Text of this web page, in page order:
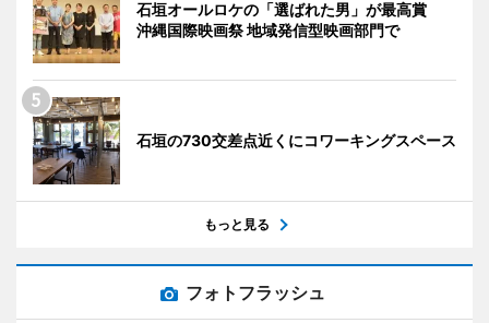
石垣オールロケの「選ばれた男」が最高賞
沖縄国際映画祭 地域発信型映画部門で
石垣の730交差点近くにコワーキングスペース
もっと見る
フォトフラッシュ